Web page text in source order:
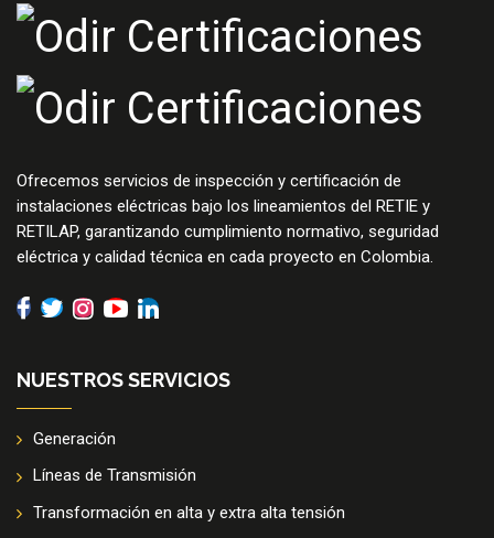
Ofrecemos servicios de inspección y certificación de
instalaciones eléctricas bajo los lineamientos del RETIE y
RETILAP, garantizando cumplimiento normativo, seguridad
eléctrica y calidad técnica en cada proyecto en Colombia.
NUESTROS SERVICIOS
Generación
Líneas de Transmisión
Transformación en alta y extra alta tensión